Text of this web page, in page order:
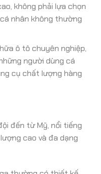
không phải lựa chọn
nhân không thường
ô tô chuyên nghiệp,
người dùng cá
cụ chất lượng hàng
đến từ Mỹ, nổi tiếng
cao và đa dạng